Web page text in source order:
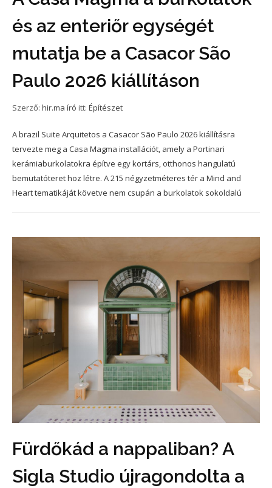
és az enteriőr egységét
mutatja be a Casacor São
Paulo 2026 kiállításon
Szerző: hir.ma író itt: Építészet
A brazil Suite Arquitetos a Casacor São Paulo 2026 kiállításra
tervezte meg a Casa Magma installációt, amely a Portinari
kerámiaburkolatokra építve egy kortárs, otthonos hangulatú
bemutatóteret hoz létre. A 215 négyzetméteres tér a Mind and
Heart tematikáját követve nem csupán a burkolatok sokoldalú
Fürdőkád a nappaliban? A
Sigla Studio újragondolta a